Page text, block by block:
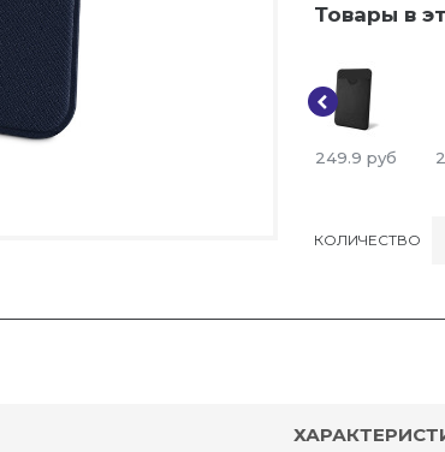
Товары в
249.9 руб
КОЛИЧЕСТВО